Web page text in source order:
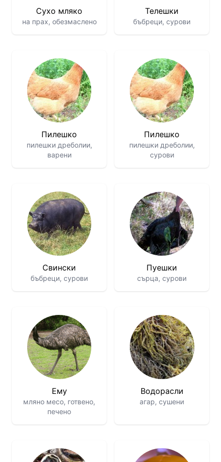
Сухо мляко
на прах, обезмаслено
Телешки
бъбреци, сурови
Пилешко
пилешки дреболии,
варени
Пилешко
пилешки дреболии,
сурови
Свински
бъбреци, сурови
Пуешки
сърца, сурови
Ему
мляно месо, готвено,
печено
Водорасли
агар, сушени